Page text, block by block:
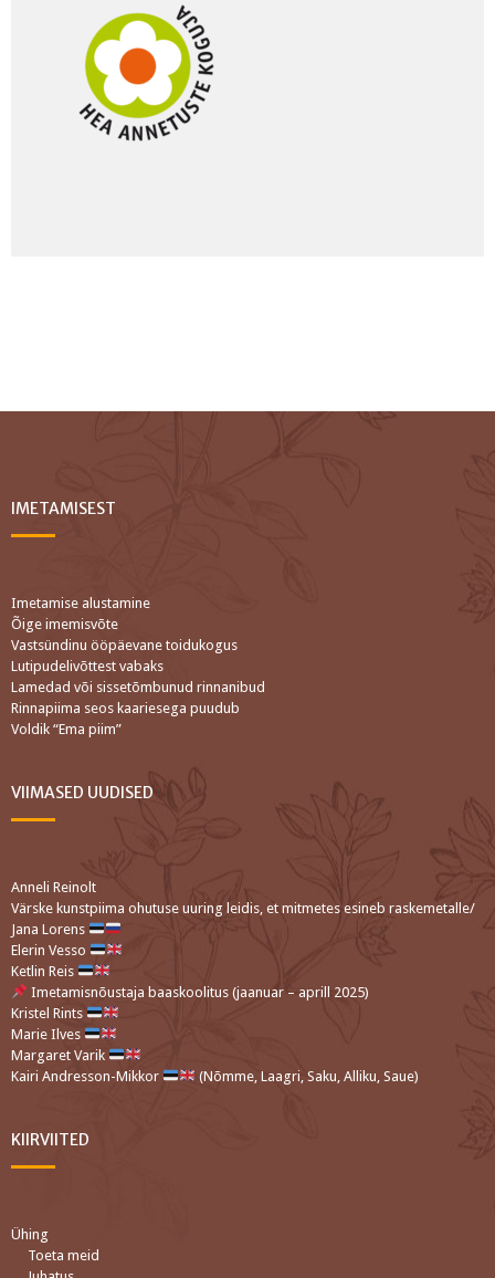
IMETAMISEST
Imetamise alustamine
Õige imemisvõte
Vastsündinu ööpäevane toidukogus
Lutipudelivõttest vabaks
Lamedad või sissetõmbunud rinnanibud
Rinnapiima seos kaariesega puudub
Voldik “Ema piim”
VIIMASED UUDISED
Anneli Reinolt
Värske kunstpiima ohutuse uuring leidis, et mitmetes esineb raskemetalle/
Jana Lorens
Elerin Vesso
Ketlin Reis
Imetamisnõustaja baaskoolitus (jaanuar – aprill 2025)
Kristel Rints
Marie Ilves
Margaret Varik
Kairi Andresson-Mikkor
(Nõmme, Laagri, Saku, Alliku, Saue)
KIIRVIITED
Ühing
Toeta meid